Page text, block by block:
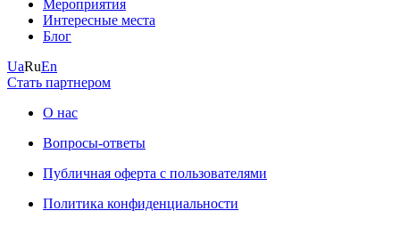
Мероприятия
Интересные места
Блог
UaRuEn
Стать партнером
О нас
Вопросы-ответы
Публичная оферта с пользователями
Политика конфиденциальности